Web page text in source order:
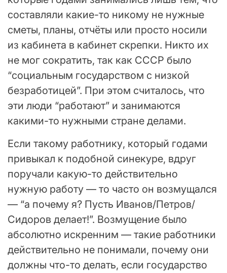
составляли какие-то никому не нужные
сметы, планы, отчёты или просто носили
из кабинета в кабинет скрепки. Никто их
не мог сократить, так как СССР было
“социальным государством с низкой
безработицей”. При этом считалось, что
эти люди “работают” и занимаются
какими-то нужными стране делами.
Если такому работнику, который годами
привыкал к подобной синекуре, вдруг
поручали какую-то действительно
нужную работу — то часто он возмущался
— “а почему я? Пусть Иванов/Петров/
Сидоров делает!”. Возмущение было
абсолютно искренним — такие работники
действительно не понимали, почему они
должны что-то делать, если государство